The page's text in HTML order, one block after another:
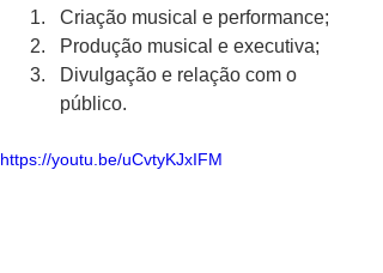
Criação musical e performance;
Produção musical e executiva;
Divulgação e relação com o
público.
https://youtu.be/uCvtyKJxIFM